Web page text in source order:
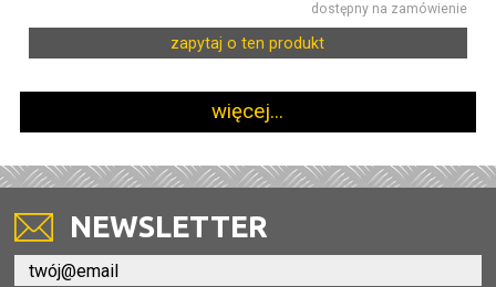
dostępny na zamówienie
zapytaj o ten produkt
więcej...
NEWSLETTER